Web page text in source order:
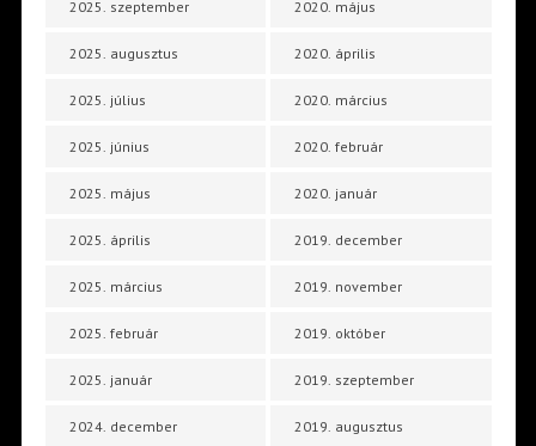
2025. szeptember
2025. augusztus
2025. július
2025. június
2025. május
2025. április
2025. március
2025. február
2025. január
2024. december
2020. május
2020. április
2020. március
2020. február
2020. január
2019. december
2019. november
2019. október
2019. szeptember
2019. augusztus